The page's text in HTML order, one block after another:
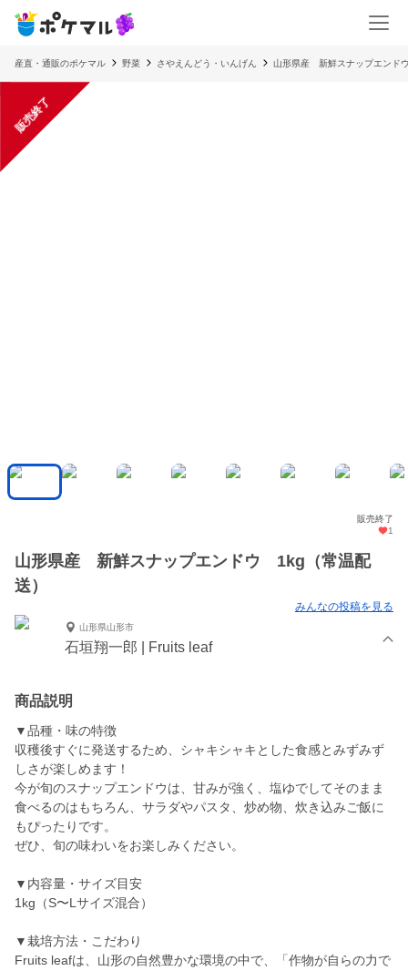
産直・通販のポケマル 野菜 さやえんどう・いんげん 山形県産 新鮮スナップエンド
販売終了
販売終了
1
山形県産 新鮮スナップエンドウ 1kg（常温配
送）
みんなの投稿を見る
山形県山形市
石垣翔一郎 | Fruits leaf
商品説明
▼品種・味の特徴
収穫後すぐに発送するため、シャキシャキとした食感とみずみず
しさが楽しめます！
今が旬のスナップエンドウは、甘みが強く、塩ゆでしてそのまま
食べるのはもちろん、サラダやパスタ、炒め物、炊き込みご飯に
もぴったりです。
ぜひ、旬の味わいをお楽しみください。
▼内容量・サイズ目安
1kg（S〜Lサイズ混合）
▼栽培方法・こだわり
Fruits leafは、山形の自然豊かな環境の中で、「作物が自らの力で